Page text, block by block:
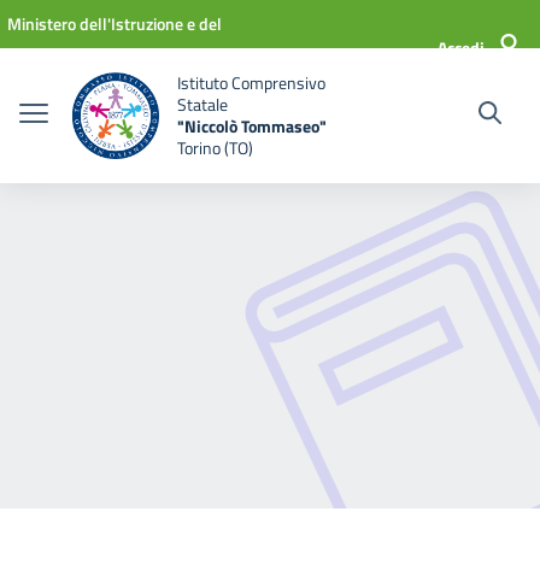
Vai ai contenuti
Vai al menu di navigazione
Vai al footer
Ministero dell'Istruzione e del
Accedi
Istituto Comprensivo
Statale
"Niccolò Tommaseo"
Torino (TO)